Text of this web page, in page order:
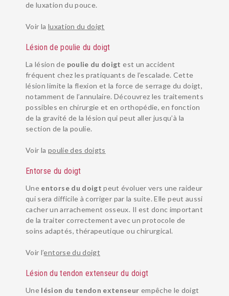
de luxation du pouce.
Voir la luxation du doigt
Lésion de poulie du doigt
La lésion de poulie du doigtest un accident
fréquent chez les pratiquants de l’escalade. Cette
lésion limite la flexion et la force de serrage du doigt,
notamment de l’annulaire. Découvrez les traitements
possibles en chirurgie et en orthopédie, en fonction
de la gravité de la lésion qui peut aller jusqu’à la
section de la poulie.
Voir la poulie des doigts
Entorse du doigt
Une entorse du doigt peut évoluer vers une raideur
qui sera difficile à corriger par la suite. Elle peut aussi
cacher un arrachement osseux. Il est donc important
de la traiter correctement avec un protocole de
soins adaptés, thérapeutique ou chirurgical.
Voir l’entorse du doigt
Lésion du tendon extenseur du doigt
Une lésion du tendon extenseur empêche le doigt